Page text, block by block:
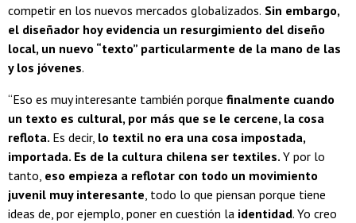
competir en los nuevos mercados globalizados. Sin embargo,
el diseñador hoy evidencia un resurgimiento del diseño
local, un nuevo “texto” particularmente de la mano de las
y los jóvenes.
“Eso es muy interesante también porque finalmente cuando
un texto es cultural, por más que se le cercene, la cosa
reflota. Es decir, lo textil no era una cosa impostada,
importada. Es de la cultura chilena ser textiles. Y por lo
tanto, eso empieza a reflotar con todo un movimiento
juvenil muy interesante , todo lo que piensan porque tiene
ideas de, por ejemplo, poner en cuestión la identidad. Yo creo